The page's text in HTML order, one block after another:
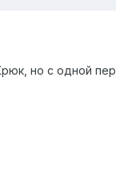
но с одной